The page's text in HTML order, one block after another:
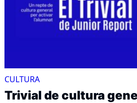
CULTURA
Trivial de cultura